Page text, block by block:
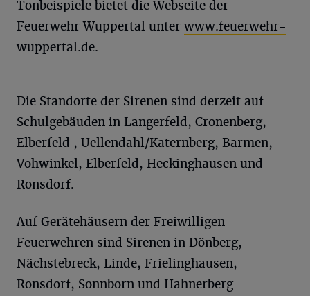
Tonbeispiele bietet die Webseite der
Feuerwehr Wuppertal unter www.feuerwehr-
wuppertal.de.
Die Standorte der Sirenen sind derzeit auf
Schulgebäuden in Langerfeld, Cronenberg,
Elberfeld , Uellendahl/Katernberg, Barmen,
Vohwinkel, Elberfeld, Heckinghausen und
Ronsdorf.
Auf Gerätehäusern der Freiwilligen
Feuerwehren sind Sirenen in Dönberg,
Nächstebreck, Linde, Frielinghausen,
Ronsdorf, Sonnborn und Hahnerberg